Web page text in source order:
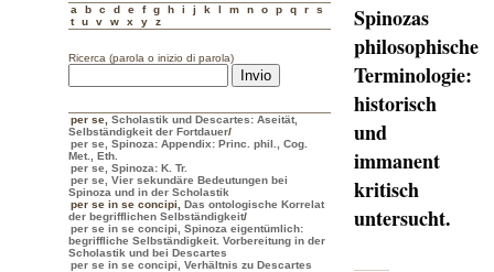
a b c d e f g h i j k l m n o p q r
s
t
u v w x y z
Ricerca (parola o inizio di parola)
per se Scholastik und Descartes: Aseität,
Selbständigkeit der Fortdauer/
per se, Spinoza: Appendix: Princ. phil., Cog.
Met., Eth.
per se, Spinoza: K. Tr.
per se, Vier sekundäre Bedeutungen bei
Spinoza und in der Scholastik
per se in se concipi
Das ontologische Korrelat
der begrifflichen Selbständigkeit/
per se in se concipi, Spinoza eigentümlich:
begriffliche Selbständigkeit. Vorbereitung in der
Scholastik und bei Descartes
per se in se concipi, Verhältnis zu Descartes
Spinozas
philosophische
Terminologie:
historisch
und
immanent
kritisch
untersucht.